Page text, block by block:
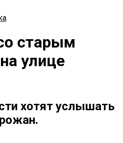
старым
улице
хотят услышать